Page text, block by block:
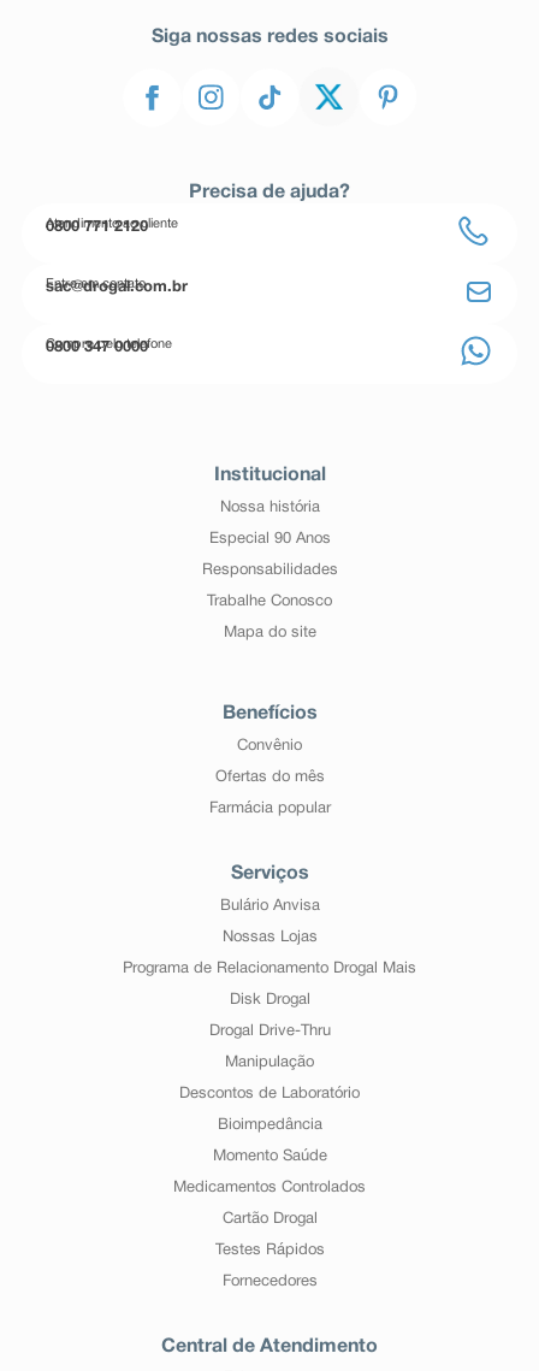
Siga nossas redes sociais
Precisa de ajuda?
Atendimento ao cliente
0800 771 2120
Entre em contato
sac@drogal.com.br
Compre pelo telefone
0800 347 0000
Institucional
Nossa história
Especial 90 Anos
Responsabilidades
Trabalhe Conosco
Mapa do site
Benefícios
Convênio
Ofertas do mês
Farmácia popular
Serviços
Bulário Anvisa
Nossas Lojas
Programa de Relacionamento Drogal Mais
Disk Drogal
Drogal Drive-Thru
Manipulação
Descontos de Laboratório
Bioimpedância
Momento Saúde
Medicamentos Controlados
Cartão Drogal
Testes Rápidos
Fornecedores
Central de Atendimento